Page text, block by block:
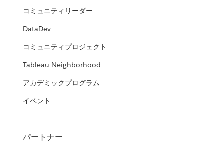
コミュニティリーダー
DataDev
コミュニティプロジェクト
Tableau Neighborhood
アカデミックプログラム
イベント
パートナー